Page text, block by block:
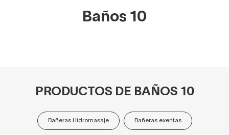
Baños 10
PRODUCTOS DE BAÑOS 10
Bañeras Hidromasaje Bañeras exentas